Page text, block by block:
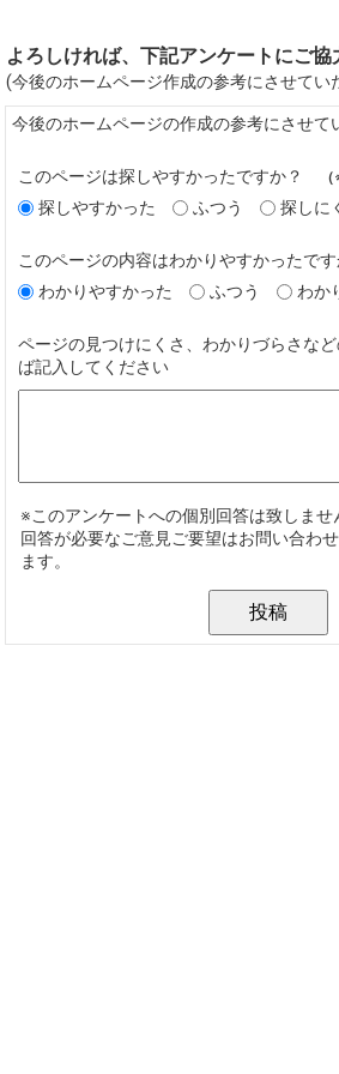
よろしければ、下記アンケートにご協
(今後のホームページ作成の参考にさせてい
今後のホームページの作成の参考にさせて
このページは探しやすかったですか？
探しやすかった ふつう 探しに
このページの内容はわかりやすかったで
わかりやすかった ふつう わか
ページの見つけにくさ、わかりづらさな
ば記入してください
※このアンケートへの個別回答は致しませ
回答が必要なご意見ご要望はお問い合わ
ます。